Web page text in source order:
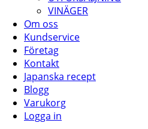
VINÄGER
Om oss
Kundservice
Företag
Kontakt
Japanska recept
Blogg
Varukorg
Logga in